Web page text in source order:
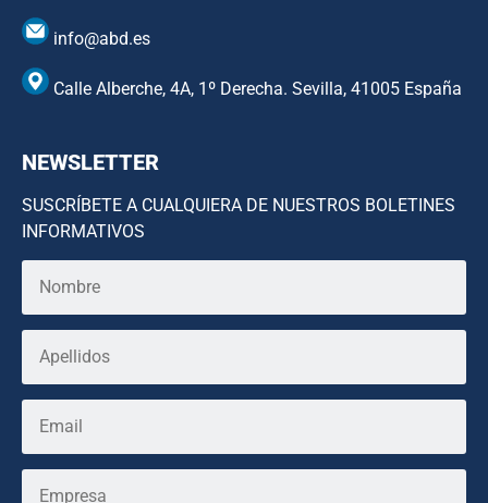
info@abd.es
Calle Alberche, 4A, 1º Derecha. Sevilla, 41005 España
NEWSLETTER
SUSCRÍBETE A CUALQUIERA DE NUESTROS BOLETINES
INFORMATIVOS